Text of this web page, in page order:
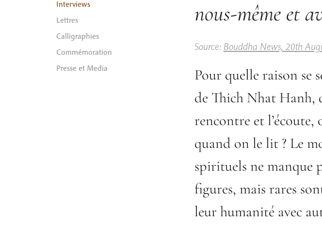
Interviews
Lettres
Calligraphies
Commémoration
Presse et Media
nous-même et
Source: Bouddha News, 20th
Pour quelle raison se
de Thich Nhat Hanh,
rencontre et l’écoute,
quand on le lit ? Le
spirituels ne manque
figures, mais rares
leur humanité avec